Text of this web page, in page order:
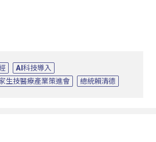
AI科技導入
生技醫療產業策進會
總統賴清德